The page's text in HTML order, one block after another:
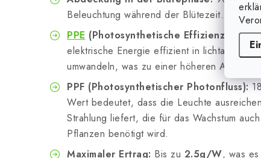
Beleuchtung während der Blütezeit.
PPE (Photosynthetische Effizienz):
2.8
elektrische Energie effizient in lichtaktives
umwandeln, was zu einer höheren
PPF (Photosynthetischer Photonfluss):
Wert bedeutet, dass die Leuchte
Strahlung liefert, die für das Wachstum
Pflanzen benötigt wird.
Maximaler Ertrag: Bis zu 2.5g/W, was